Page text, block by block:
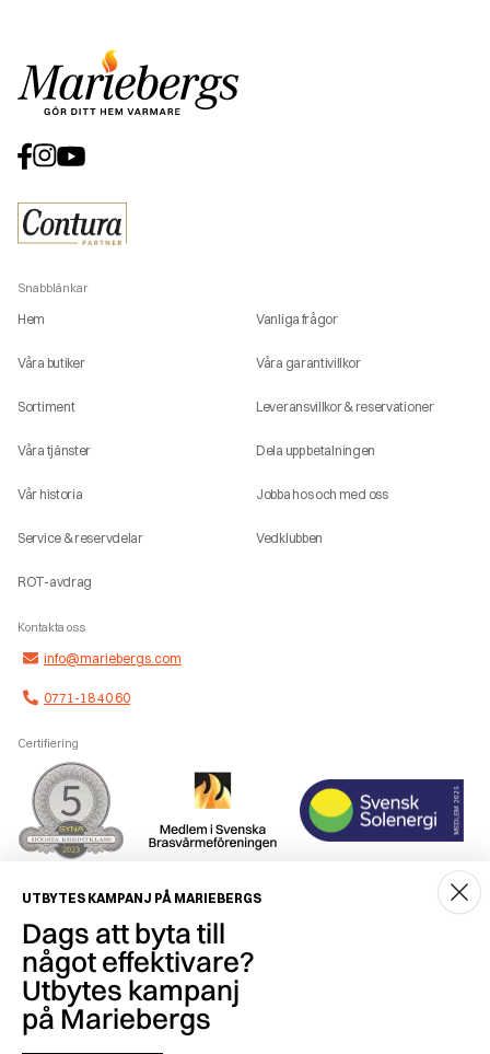
Snabblänkar
Hem
Våra butiker
Sortiment
Våra tjänster
Vår historia
Service & reservdelar
ROT-avdrag
Vanliga frågor
Våra garantivillkor
Leveransvillkor & reservationer
Dela upp betalningen
Jobba hos och med oss
Vedklubben
Kontakta oss
info@mariebergs.com
0771-18 40 60
Certifiering
Smidig betalning
UTBYTES KAMPANJ PÅ MARIEBERGS
Dags att byta till
något effektivare?
Utbytes kampanj
på Mariebergs